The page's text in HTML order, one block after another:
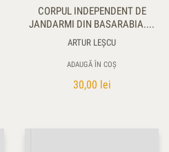
CORPUL INDEPENDENT DE
JANDARMI DIN BASARABIA....
ARTUR LEŞCU
ADAUGĂ ÎN COȘ
30,00 lei